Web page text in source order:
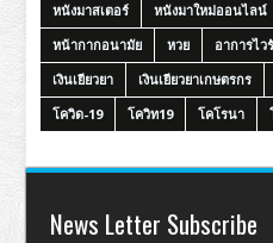
หนังมาสเตอร์
หนังมาใหม่ออนไลน์
หน้ากากอนามัย
หวย อาการไว
เงินเยียวยา
เงินเยียวยาเกษตรกร
โควิด-19
โควิท19 โคโรนา
News Letter Subscribe